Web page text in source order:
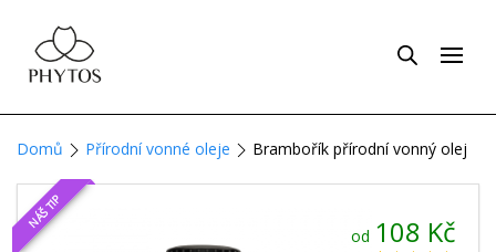
Domů Přírodní vonné oleje Brambořík přírodní vonný olej
NÁŠ TIP
od 108 Kč